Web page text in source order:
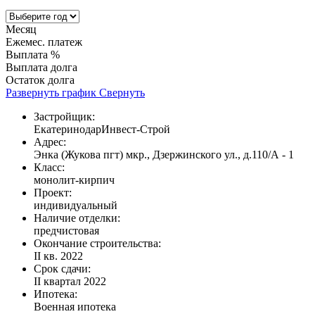
Месяц
Ежемес. платеж
Выплата %
Выплата долга
Остаток долга
Развернуть график Свернуть
Застройщик:
ЕкатеринодарИнвест-Строй
Адрес:
Энка (Жукова пгт) мкр., Дзержинского ул., д.110/А - 1
Класс:
монолит-кирпич
Проект:
индивидуальный
Наличие отделки:
предчистовая
Окончание строительства:
II кв. 2022
Срок сдачи:
II квартал 2022
Ипотека:
Военная ипотека